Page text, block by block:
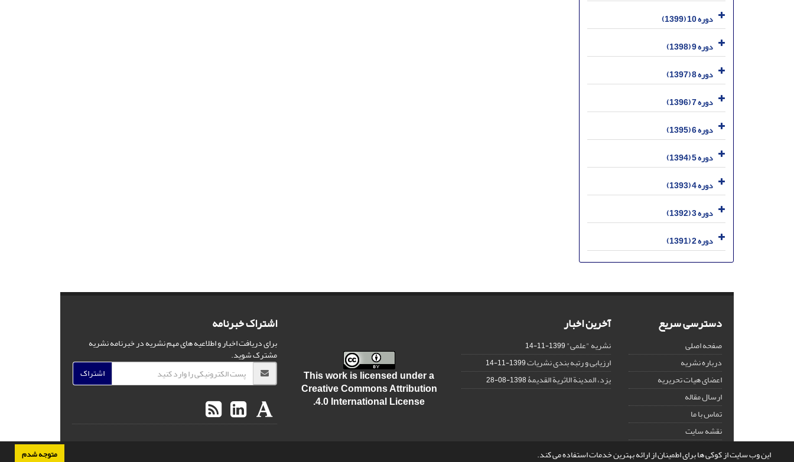
این وب سایت از کوکی ها برای اطمینان از ارائه بهترین خدمات استفاده می کند. متوجه شدم
دوره 10 (1399)
دوره 9 (1398)
دوره 8 (1397)
دوره 7 (1396)
دوره 6 (1395)
دوره 5 (1394)
دوره 4 (1393)
دوره 3 (1392)
دوره 2 (1391)
دسترسی سریع
صفحه اصلی
درباره نشریه
اعضای هیات تحریریه
ارسال مقاله
تماس با ما
نقشه سایت
آخرین اخبار
نشریه "علمی"1399-11-14
ارزیابی و رتبه بندی نشریات1399-11-14
یزد، المدینة الاثریة القدیمۀ1398-08-28
This work is licensed under a
Creative Commons Attribution
4.0 International License
.
اشتراک خبرنامه
برای دریافت اخبار و اطلاعیه های مهم نشریه در خبرنامه نشریه
مشترک شوید.
اشتراک